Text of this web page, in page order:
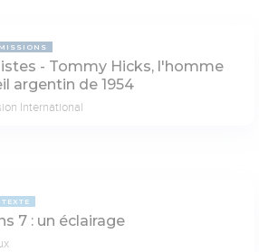
- Tommy Hicks, l'homme
argentin de 1954
International
7 : un éclairage